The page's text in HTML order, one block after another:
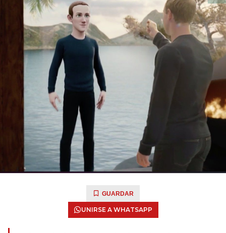
GUARDAR
UNIRSE A WHATSAPP